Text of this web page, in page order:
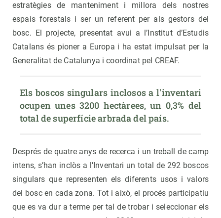
estratègies de manteniment i millora dels nostres
espais forestals i ser un referent per als gestors del
bosc. El projecte, presentat avui a l’Institut d’Estudis
Catalans és pioner a Europa i ha estat impulsat per la
Generalitat de Catalunya i coordinat pel CREAF.
Els boscos singulars inclosos a l'inventari
ocupen unes 3200 hectàrees, un 0,3% del
total de superfície arbrada del país.
Després de quatre anys de recerca i un treball de camp
intens, s’han inclòs a l’Inventari un total de 292 boscos
singulars que representen els diferents usos i valors
del bosc en cada zona. Tot i això, el procés participatiu
que es va dur a terme per tal de trobar i seleccionar els